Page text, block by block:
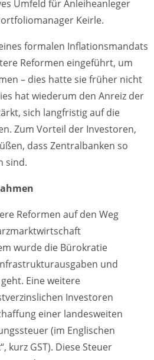
Umfeld für Anleiheanleger
Keirle.
formalen Inflationsmandats
Reformen eingeführt, um
– dies hatte sie früher nicht
hat wiederum den Anreiz der
sich langfristig auf die
Zum Vorteil der Investoren,
dass Zentralbanken so
sind.
Reformen auf den Weg
wurde die Bürokratie
und
Eine weitere
Investoren
einer landesweiten
(im Englischen
kurz GST). Diese Steuer